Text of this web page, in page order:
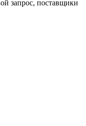
запрос, поставщики